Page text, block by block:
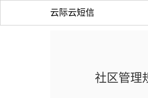
云际云短信
社区管理